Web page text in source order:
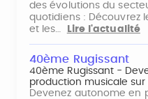
des évolutions du
quotidiens : Découvrez
et les…
Lire l'actualité
40ème Rugissant
40ème Rugissant -
production musicale sur
Devenez autonome en